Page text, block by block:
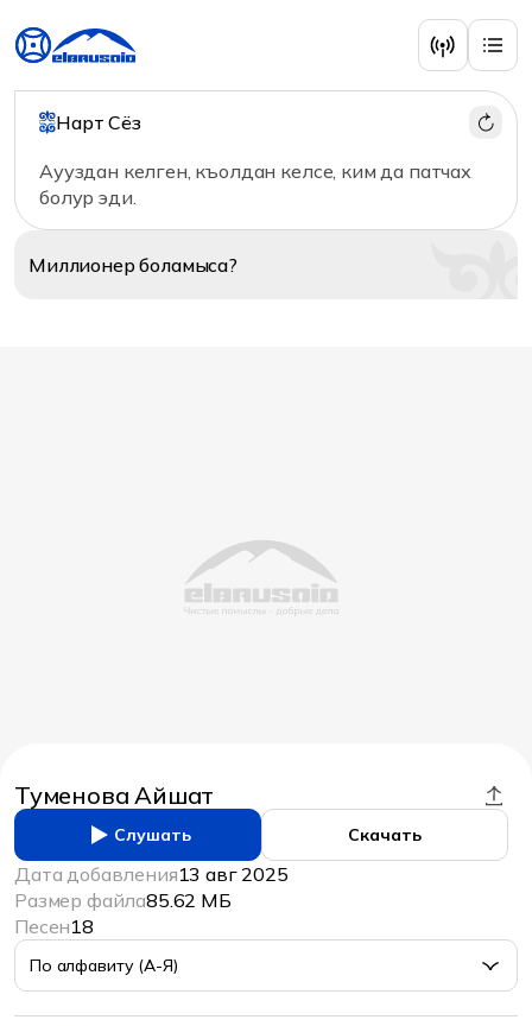
Нарт Сёз
Аууздан келген, къолдан келсе, ким да патчах
болур эди.
Миллионерболамыса?
Главная/Аудио
Туменова Айшат
Слушать Скачать
Дата добавления13 авг 2025
Размер файла85.62 МБ
Песен18
По алфавиту (А-Я)